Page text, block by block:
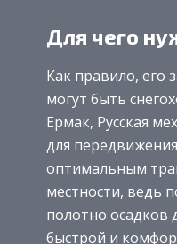
Для чего
Как правило, его
могут быть
Ермак, Русская
для
оптимальным
местности, ведь
полотно осадков
быстрой и